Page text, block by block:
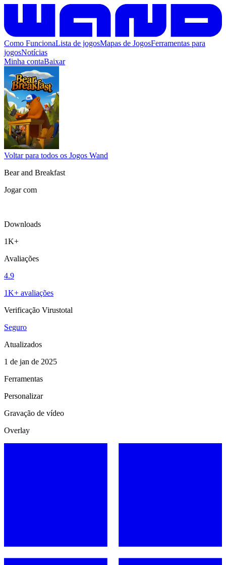
Como FuncionaLista de jogosMapas de JogosFerramentas para
jogosNotícias
Minha contaBaixar
Voltar para todos os Jogos Wand
Bear and Breakfast
Jogar com
Downloads
1K+
Avaliações
4.9
1K+ avaliações
Verificação Virustotal
Seguro
Atualizados
1 de jan de 2025
Ferramentas
Personalizar
Gravação de vídeo
Overlay